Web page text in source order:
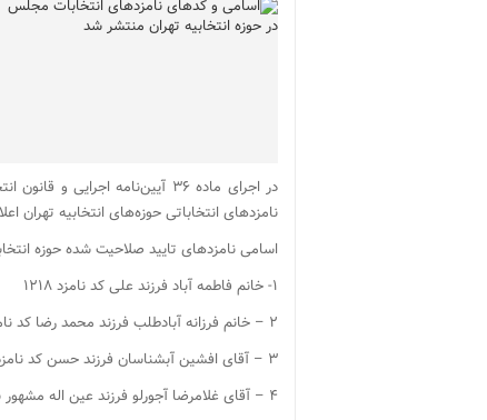
در اجرای ماده ۳۶ آیین‌نامه
نامزدهای انتخاباتی حوزه‌های انتخابیه تهران
اسامی نامزدهای تایید صلاحیت شده حوزه
۱- خانم فاطمه آباد فرزند علی کد نامزد ۱۲۱۸
۲ – خانم فرزانه آبادطلب فرزند محمد رضا کد نامزد ۱۲۱۹
۳ – آقای افشین آبشناسان فرزند حسن کد نامزد ۱۲۴۱
۴ – آقای غلامرضا آجورلو فرزند عین اله مشهور به دکتر آجرلو کد نامزد ۱۲۴۲